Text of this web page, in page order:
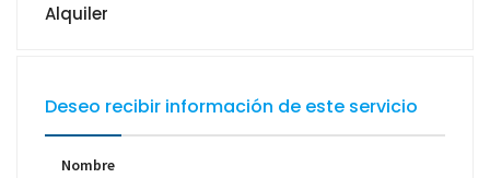
Alquiler
Deseo recibir información de este servicio
Nombre